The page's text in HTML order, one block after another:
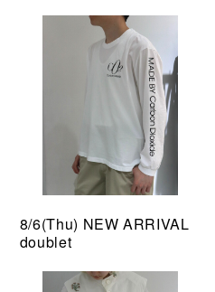
8/6(Thu) NEW ARRIVAL
doublet